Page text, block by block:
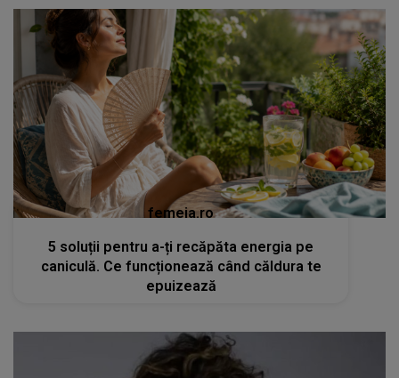
femeia.ro
5 soluții pentru a-ți recăpăta energia pe
caniculă. Ce funcționează când căldura te
epuizează